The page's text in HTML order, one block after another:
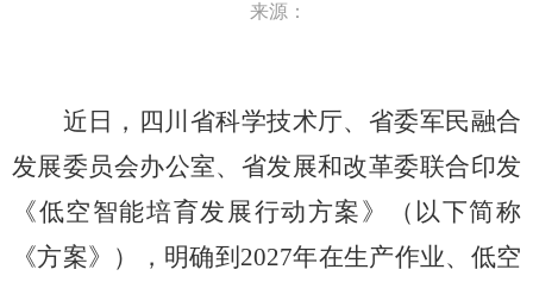
来源：
近日，四川省科学技术厅、省委军民融合
发展委员会办公室、省发展和改革委联合印发
《低空智能培育发展行动方案》（以下简称
《方案》），明确到 2027年在生产作业、低空